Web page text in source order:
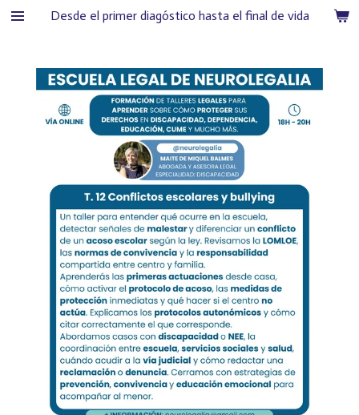
Ir
principal
Desde el primer diagóstico hasta el final de vida